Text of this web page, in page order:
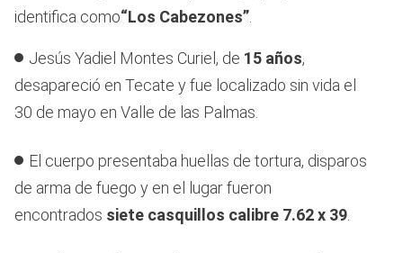
identifica como“Los Cabezones”.
Jesús Yadiel Montes Curiel, de 15 años,
desapareció en Tecate y fue localizado sin vida el
30 de mayo en Valle de las Palmas.
El cuerpo presentaba huellas de tortura, disparos
de arma de fuego y en el lugar fueron
encontrados siete casquillos calibre 7.62 x 39.